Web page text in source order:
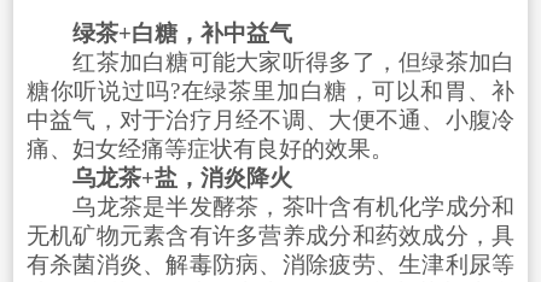
绿茶+白糖，补中益气
红茶加白糖可能大家听得多了，但绿茶加白
糖你听说过吗?在绿茶里加白糖，可以和胃、补
中益气，对于治疗月经不调、大便不通、小腹冷
痛、妇女经痛等症状有良好的效果。
乌龙茶+盐，消炎降火
乌龙茶是半发酵茶，茶叶含有机化学成分和
无机矿物元素含有许多营养成分和药效成分，具
有杀菌消炎、解毒防病、消除疲劳、生津利尿等